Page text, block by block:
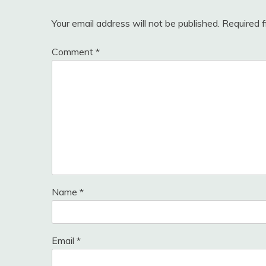
Your email address will not be published. Required
Comment *
Name *
Email *